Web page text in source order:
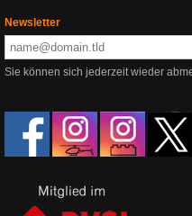
Newsletter
Sie können sich jederzeit wieder